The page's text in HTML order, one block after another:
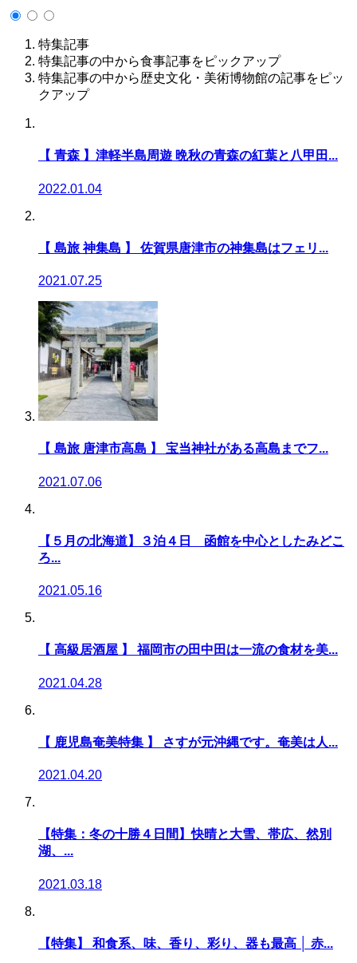
特集記事
特集記事の中から食事記事をピックアップ
特集記事の中から歴史文化・美術博物館の記事をピッ
クアップ
【 青森 】津軽半島周遊 晩秋の青森の紅葉と八甲田...
2022.01.04
【 島旅 神集島 】 佐賀県唐津市の神集島はフェリ...
2021.07.25
【 島旅 唐津市高島 】 宝当神社がある高島までフ...
2021.07.06
【５月の北海道】３泊４日 函館を中心としたみどこ
ろ...
2021.05.16
【 高級居酒屋 】 福岡市の田中田は一流の食材を美...
2021.04.28
【 鹿児島奄美特集 】 さすが元沖縄です。奄美は人...
2021.04.20
【特集：冬の十勝４日間】快晴と大雪、帯広、然別
湖、...
2021.03.18
【特集】 和食系、味、香り、彩り、器も最高 │ 赤...